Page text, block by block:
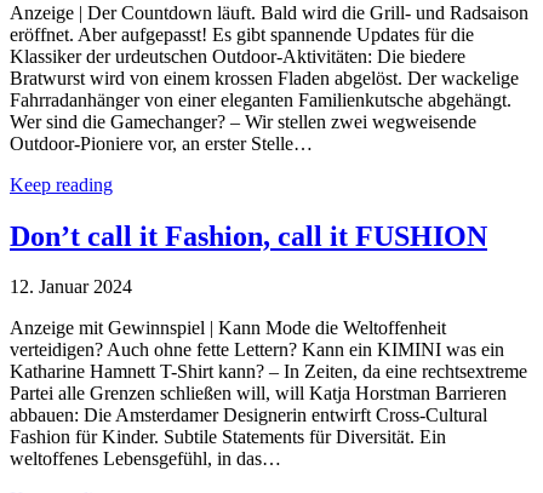
Anzeige | Der Countdown läuft. Bald wird die Grill- und Radsaison
eröffnet. Aber aufgepasst! Es gibt spannende Updates für die
Klassiker der urdeutschen Outdoor-Aktivitäten: Die biedere
Bratwurst wird von einem krossen Fladen abgelöst. Der wackelige
Fahrradanhänger von einer eleganten Familienkutsche abgehängt.
Wer sind die Gamechanger? – Wir stellen zwei wegweisende
Outdoor-Pioniere vor, an erster Stelle…
Keep reading
Don’t call it Fashion, call it FUSHION
12. Januar 2024
Anzeige mit Gewinnspiel | Kann Mode die Weltoffenheit
verteidigen? Auch ohne fette Lettern? Kann ein KIMINI was ein
Katharine Hamnett T-Shirt kann? – In Zeiten, da eine rechtsextreme
Partei alle Grenzen schließen will, will Katja Horstman Barrieren
abbauen: Die Amsterdamer Designerin entwirft Cross-Cultural
Fashion für Kinder. Subtile Statements für Diversität. Ein
weltoffenes Lebensgefühl, in das…